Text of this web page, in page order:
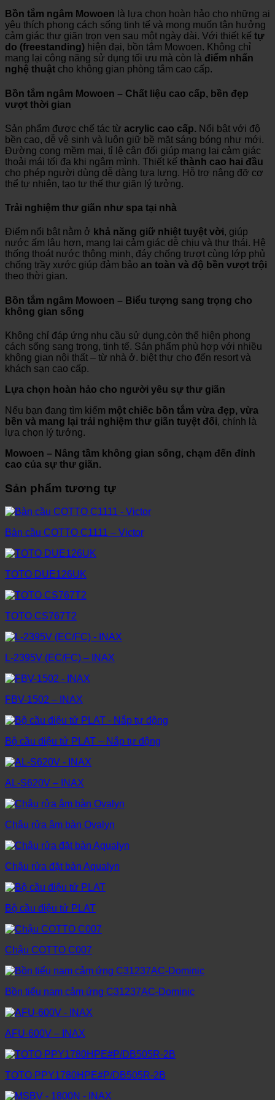
Bồn tắm ngâm Mowoen là lựa chọn hoàn hảo cho những ai
yêu thích phong cách sống tinh tế và mong muốn tận hưởng
cảm giác thư giãn trọn vẹn sau một ngày dài. Với thiết kế tự
do (freestanding) hiện đại, bồn tắm Mowoen. Không chỉ
mang lại công năng sử dụng tối ưu mà còn là điểm nhấn
nghệ thuật cho không gian phòng tắm cao cấp.
Bồn tắm ngâm Mowoen – Chất liệu cao cấp, bền đẹp
vượt thời gian
Sản phẩm được chế tác từ acrylic cao cấp. Nổi bật với độ
bền cao, dễ vệ sinh và luôn giữ bề mặt sáng bóng như mới.
Đường cong mềm mại, tỉ lệ cân đối giúp mang lại cảm giác
thoải mái tối đa khi ngâm mình. Thiết kế thành cao hai đầu
cho phép người dùng dễ dàng tựa lưng. Hỗ trợ nâng đỡ cơ
thể tự nhiên, tạo tư thế thư giãn lý tưởng.
Trải nghiệm thư giãn như spa tại nhà
Điểm nổi bật nằm ở khả năng giữ nhiệt tuyệt vời, giúp
nước ấm lâu hơn, mang lại cảm giác dễ chịu và thư thái. Hệ
thống thoát nước thông minh, đáy chống trượt cùng lớp phủ
chống trầy xước giúp đảm bảo an toàn và độ bền vượt trội
theo thời gian.
Bồn tắm ngâm Mowoen – Biểu tượng sang trọng cho
không gian sống
Không chỉ đáp ứng nhu cầu sử dụng,còn thể hiện phong
cách sống sang trọng, tinh tế. Sản phẩm phù hợp với nhiều
không gian nội thất – từ nhà ở. biệt thự cho đến resort và
khách sạn cao cấp.
Lựa chọn hoàn hảo cho người yêu sự thư giãn
Nếu bạn đang tìm kiếm một chiếc bồn tắm vừa đẹp, vừa
bền và mang lại trải nghiệm thư giãn tuyệt đối, chính là
lựa chọn lý tưởng.
Mowoen – Nâng tầm không gian sống, chạm đến đỉnh
cao của sự thư giãn.
Sản phẩm tương tự
Bàn cầu COTTO C1111 – Victor
TOTO DUE126UK
TOTO CS767T2
L-2395V (EC/FC) – INAX
FBV-1502 – INAX
Bộ cầu điệu tử PLAT – Nắp tự động
AL-S620V – INAX
Chậu rửa âm bàn Ovalyn
Chậu rửa đặt bàn Aqualyn
Bộ cầu điệu tử PLAT
Chậu COTTO C007
Bồn tiểu nam cảm ứng C31237AC-Dominic
AFU-600V – INAX
TOTO PPY1780HPE#P/DB505R-2B